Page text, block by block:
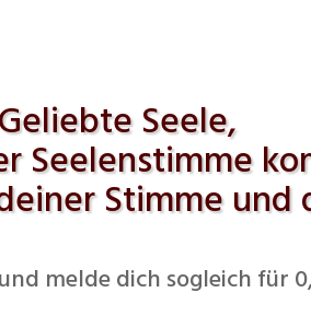
Geliebte Seele,
Seelenstimme
Stimme und
melde dich sogleich für